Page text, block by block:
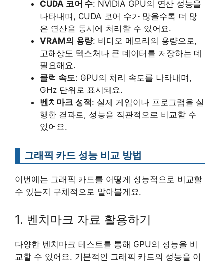
CUDA 코어 수: NVIDIA GPU의 연산 성능을
나타내며, CUDA 코어 수가 많을수록 더 많
은 연산을 동시에 처리할 수 있어요.
VRAM의 용량: 비디오 메모리의 용량으로,
고해상도 텍스처나 큰 데이터를 저장하는 데
필요해요.
클럭 속도: GPU의 처리 속도를 나타내며,
GHz 단위로 표시돼요.
벤치마크 성적 : 실제 게임이나 프로그램을 실
행한 결과로, 성능을 직관적으로 비교할 수
있어요.
그래픽 카드 성능 비교 방법
이번에는 그래픽 카드를 어떻게 성능적으로 비교할
수 있는지 구체적으로 알아볼게요.
1. 벤치마크 자료 활용하기
다양한 벤치마크 테스트를 통해 GPU의 성능을 비
교할 수 있어요. 기본적인 그래픽 카드의 성능을 이